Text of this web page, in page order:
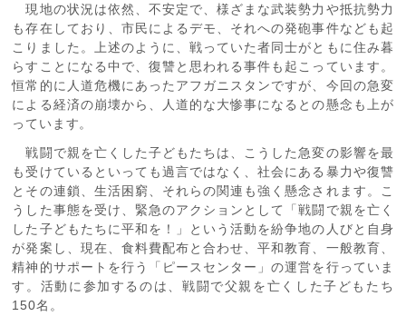
現地の状況は依然、不安定で、様ざまな武装勢力や抵抗勢力
も存在しており、市民によるデモ、それへの発砲事件なども起
こりました。上述のように、戦っていた者同士がともに住み暮
らすことになる中で、復讐と思われる事件も起こっています。
恒常的に人道危機にあったアフガニスタンですが、今回の急変
による経済の崩壊から、人道的な大惨事になるとの懸念も上が
っています。
戦闘で親を亡くした子どもたちは、こうした急変の影響を最
も受けているといっても過言ではなく、社会にある暴力や復讐
とその連鎖、生活困窮、それらの関連も強く懸念されます。こ
うした事態を受け、緊急のアクションとして「戦闘で親を亡く
した子どもたちに平和を！」という活動を紛争地の人びと自身
が発案し、現在、食料費配布と合わせ、平和教育、一般教育、
精神的サポートを行う「ピースセンター」の運営を行っていま
す。活動に参加するのは、戦闘で父親を亡くした子どもたち
150名。